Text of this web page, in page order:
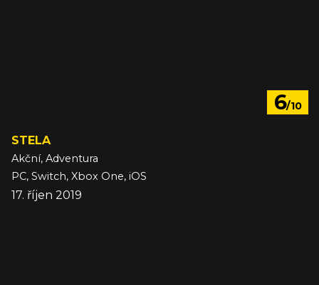
6/10
STELA
Akční, Adventura
PC, Switch, Xbox One, iOS
17. říjen 2019